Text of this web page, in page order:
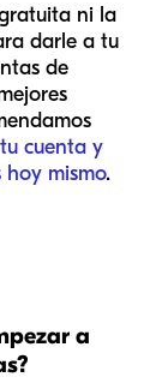
ni la
darle a tu
de
cuenta y
mismo.
a